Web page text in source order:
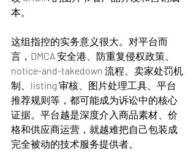
本。
这组指控的实务意义很大。对平台而
言，DMCA 安全港、防重复侵权政策、
notice-and-takedown 流程、卖家处罚机
制、listing 审核、图片处理工具、平台
推荐规则等，都可能成为诉讼中的核心
证据。平台越是深度介入商品素材、价
格和供应商运营，就越难把自己包装成
完全被动的技术服务提供者。